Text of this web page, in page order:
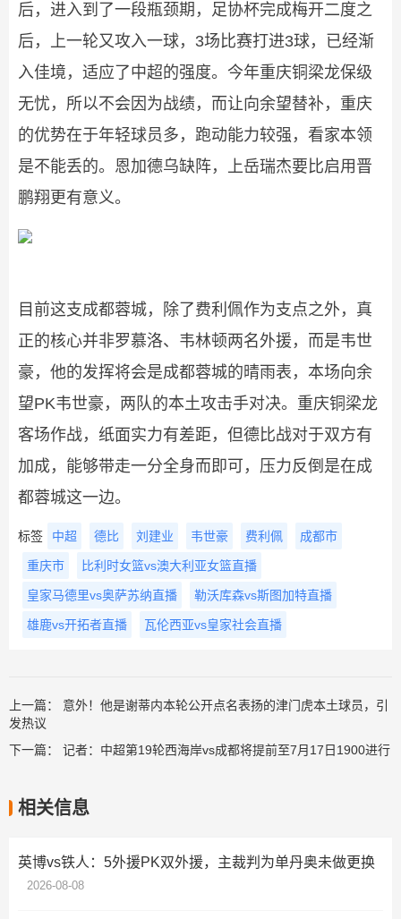
后，进入到了一段瓶颈期，足协杯完成梅开二度之
后，上一轮又攻入一球，3场比赛打进3球，已经渐
入佳境，适应了中超的强度。今年重庆铜梁龙保级
无忧，所以不会因为战绩，而让向余望替补，重庆
的优势在于年轻球员多，跑动能力较强，看家本领
是不能丢的。恩加德乌缺阵，上岳瑞杰要比启用晋
鹏翔更有意义。
目前这支成都蓉城，除了费利佩作为支点之外，真
正的核心并非罗慕洛、韦林顿两名外援，而是韦世
豪，他的发挥将会是成都蓉城的晴雨表，本场向余
望PK韦世豪，两队的本土攻击手对决。重庆铜梁龙
客场作战，纸面实力有差距，但德比战对于双方有
加成，能够带走一分全身而即可，压力反倒是在成
都蓉城这一边。
标签 中超 德比 刘建业 韦世豪 费利佩 成都市
重庆市 比利时女篮vs澳大利亚女篮直播
皇家马德里vs奥萨苏纳直播 勒沃库森vs斯图加特直播
雄鹿vs开拓者直播 瓦伦西亚vs皇家社会直播
上一篇： 意外！他是谢蒂内本轮公开点名表扬的津门虎本土球员，引
发热议
下一篇： 记者：中超第19轮西海岸vs成都将提前至7月17日1900进行
相关信息
英博vs铁人：5外援PK双外援，主裁判为单丹奥未做更换
2026-08-08